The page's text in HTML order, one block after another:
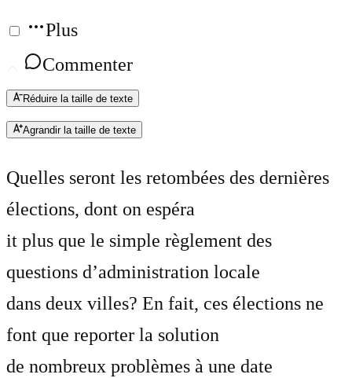
Plus
Commenter
Réduire la taille de texte
Agrandir la taille de texte
Quelles seront les retombées des dernières
élections, dont on espéra
it plus que le simple règlement des
questions d’administration locale
dans deux villes? En fait, ces élections ne
font que reporter la solution
de nombreux problèmes à une date